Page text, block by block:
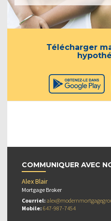
Télécharger
COMMUNIQUER AVEC
Alex Blair
Mortgage Broker
Courriel:
Mobile: 647-987-7454